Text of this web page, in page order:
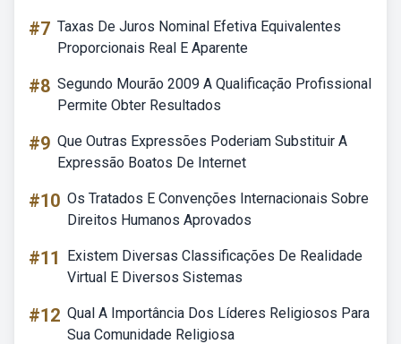
#7 Taxas De Juros Nominal Efetiva Equivalentes
Proporcionais Real E Aparente
#8 Segundo Mourão 2009 A Qualificação Profissional
Permite Obter Resultados
#9 Que Outras Expressões Poderiam Substituir A
Expressão Boatos De Internet
#10 Os Tratados E Convenções Internacionais Sobre
Direitos Humanos Aprovados
#11
Existem Diversas Classificações De Realidade
Virtual E Diversos Sistemas
#12 Qual A Importância Dos Líderes Religiosos Para
Sua Comunidade Religiosa